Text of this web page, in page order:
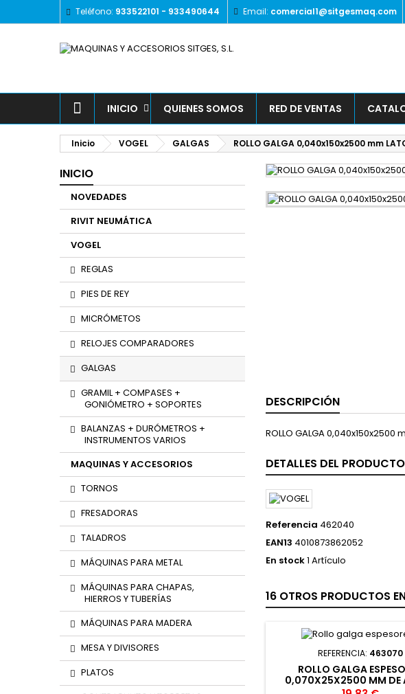
Teléfono: 933522101 - 933490644 Email: comercial1@sitgesmaq.com
INICIO QUIENES SOMOS RED DE VENTAS
Inicio VOGEL GALGAS ROLLO GALGA 0,040x150x2500 mm
INICIO
NOVEDADES
RIVIT NEUMÁTICA
VOGEL
REGLAS
PIES DE REY
MICRÓMETOS
RELOJES COMPARADORES
GALGAS
GRAMIL + COMPASES +
GONIÓMETRO + SOPORTES
BALANZAS + DURÓMETROS +
INSTRUMENTOS VARIOS
MAQUINAS Y ACCESORIOS
TORNOS
FRESADORAS
TALADROS
MÁQUINAS PARA METAL
MÁQUINAS PARA CHAPAS,
HIERROS Y TUBERÍAS
MÁQUINAS PARA MADERA
MESA Y DIVISORES
PLATOS
DESCRIPCIÓN
ROLLO GALGA 0,040x150x2500
DETALLES DEL PRODUCTO
Referencia 462040
EAN13 4010873862052
En stock1 Artículo
16 OTROS PRODUCTOS
REFERENCIA: 463070
ROLLO GALGA
0,070X25X2500 MM DE